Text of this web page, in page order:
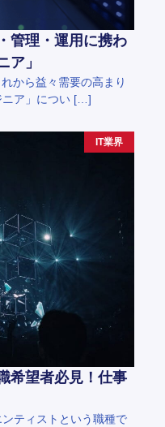
管理・運用に携わ
ア」
から益々需要の高まり
ニア」につい […]
IT業界
希望者必見！仕事
ティストという職種で